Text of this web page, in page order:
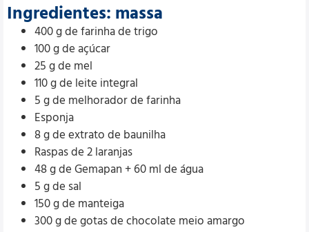
Ingredientes: massa
400 g de farinha de trigo
100 g de açúcar
25 g de mel
110 g de leite integral
5 g de melhorador de farinha
Esponja
8 g de extrato de baunilha
Raspas de 2 laranjas
48 g de Gemapan + 60 ml de água
5 g de sal
150 g de manteiga
300 g de gotas de chocolate meio amargo